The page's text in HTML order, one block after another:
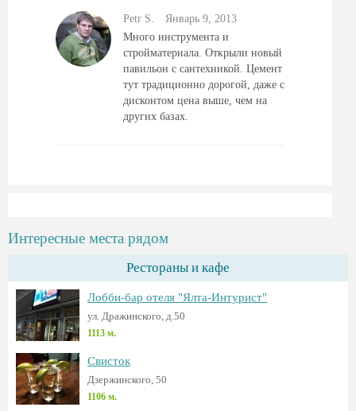
Petr S.
Январь 9, 2013
Много инструмента и
стройматериала. Открыли новый
павильон с сантехникой. Цемент
тут традиционно дорогой, даже с
дисконтом цена выше, чем на
других базах.
Интересные места рядом
Рестораны и кафе
Лобби-бар отеля "Ялта-Интурист"
ул. Дражинского, д.50
1113 м.
Свисток
Дзержинского, 50
1106 м.